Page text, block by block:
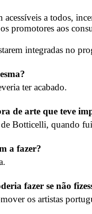
acessíveis a todos,
promotores aos
integradas no
ter acabado.
de arte que teve
de Botticelli, quando
a fazer?
fazer se não
os artistas